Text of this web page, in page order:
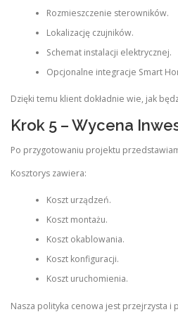
Rozmieszczenie sterowników.
Lokalizację czujników.
Schemat instalacji elektrycznej.
Opcjonalne integracje Smart
Dzięki temu klient dokładnie wie, jak
Krok 5 – Wycena
Po przygotowaniu projektu
Kosztorys zawiera:
Koszt urządzeń.
Koszt montażu.
Koszt okablowania.
Koszt konfiguracji.
Koszt uruchomienia.
Nasza polityka cenowa jest przejrzysta i